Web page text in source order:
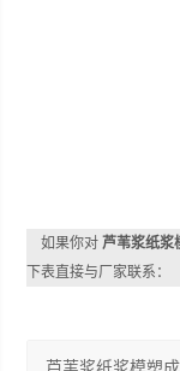
如果你对芦苇浆纸浆
下表直接与厂家联系：